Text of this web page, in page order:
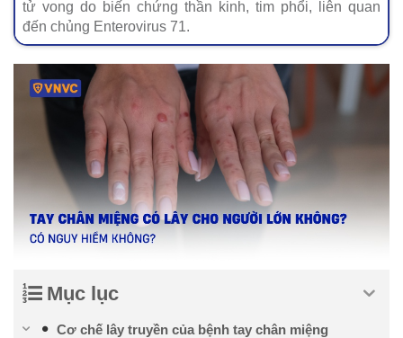
tử vong do biến chứng thần kinh, tim phổi, liên quan
đến chủng Enterovirus 71.
Mục lục
Cơ chế lây truyền của bệnh tay chân miệng